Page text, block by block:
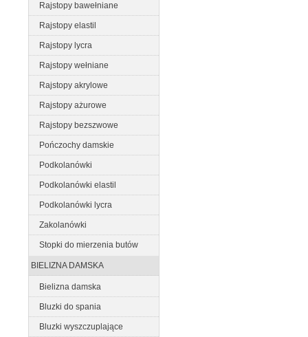
Rajstopy bawełniane
Rajstopy elastil
Rajstopy lycra
Rajstopy wełniane
Rajstopy akrylowe
Rajstopy ażurowe
Rajstopy bezszwowe
Pończochy damskie
Podkolanówki
Podkolanówki elastil
Podkolanówki lycra
Zakolanówki
Stopki do mierzenia butów
BIELIZNA DAMSKA
Bielizna damska
Bluzki do spania
Bluzki wyszczuplające